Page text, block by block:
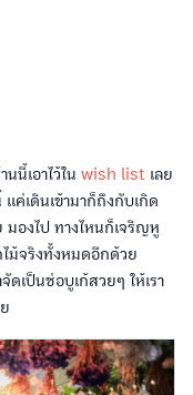
นี้เอาไว้ใน wish list เลย
แค่เดินเข้ามาก็ถึงกับเกิด
มองไป ทางไหนก็เจริญหู
ม้จริงทั้งหมดอีกด้วย
ดเป็นช่อบูเก้สวยๆ ให้เรา